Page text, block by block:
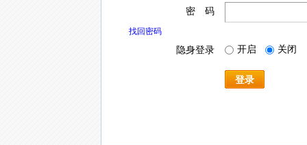
密 码
找回密码
隐身登录 开启 关闭
登录